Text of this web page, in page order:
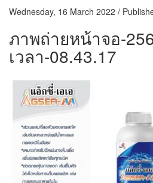
Wednesday, 16 March 2022 /
ภาพถ่ายหน้าจอ-
เวลา-08.43.17